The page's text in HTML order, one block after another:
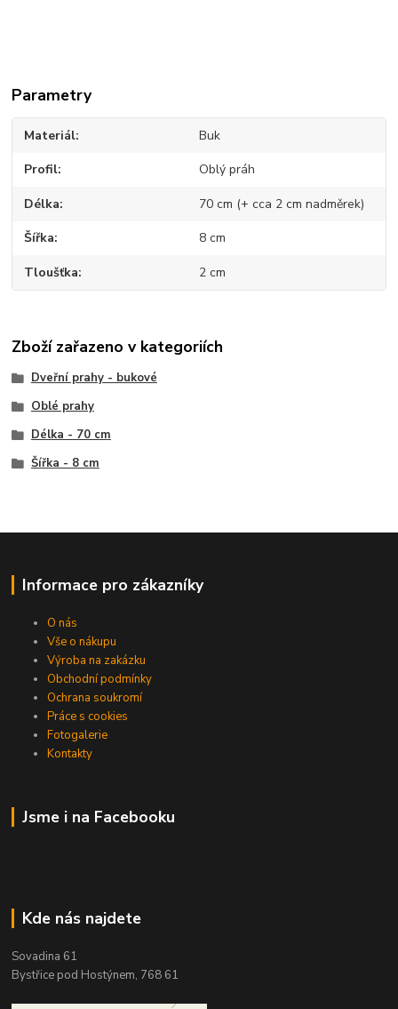
Parametry
Materiál Buk
Profil Oblý práh
Délka 70 cm (+ cca 2 cm nadměrek)
Šířka 8 cm
Tloušťka 2 cm
Zboží zařazeno v kategoriích
Dveřní prahy - bukové
Oblé prahy
Délka - 70 cm
Šířka - 8 cm
Informace pro zákazníky
O nás
Vše o nákupu
Výroba na zakázku
Obchodní podmínky
Ochrana soukromí
Práce s cookies
Fotogalerie
Kontakty
Jsme i na Facebooku
Kde nás najdete
Sovadina 61
Bystřice pod Hostýnem, 768 61